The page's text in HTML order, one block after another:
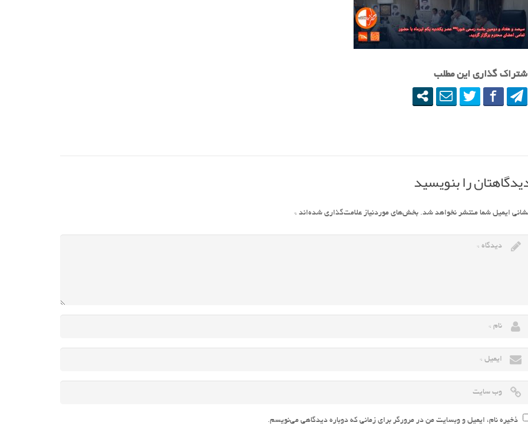
گذاری این مطلب
را بنویسید
ایمیل شما منتشر نخواهد شد. بخش‌های موردنیاز علامت‌گذاری شده‌اند *
ذخیره نام، ایمیل و وبسایت من در مرورگر برای زمانی که دوباره دیدگاهی می‌نویسم.